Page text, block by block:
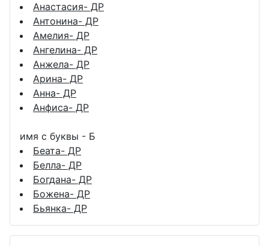
Анастасия- ДР
Антонина- ДР
Амелия- ДР
Ангелина- ДР
Анжела- ДР
Арина- ДР
Анна- ДР
Анфиса- ДР
имя с буквы - Б
Беата- ДР
Белла- ДР
Богдана- ДР
Божена- ДР
Бьянка- ДР